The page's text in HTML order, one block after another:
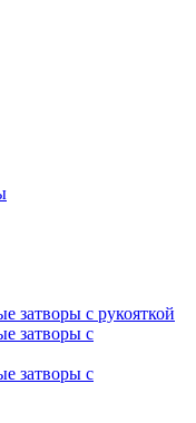
затворы с рукояткой
затворы с
затворы с